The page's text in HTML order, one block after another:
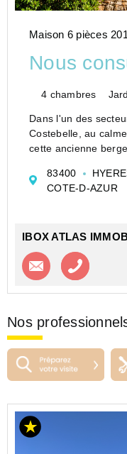
Maison 6 pièces
Nous
4 chambres
Dans l'un des
Costebelle, au
cette ancienne
la pr...
83400
COTE-D-AZUR
IBOX ATLAS
Contacter
Nos